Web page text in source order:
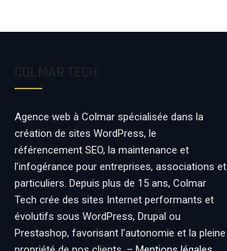
Agence web à Colmar spécialisée dans la
création de sites WordPress, le
référencement SEO, la maintenance et
l’infogérance pour entreprises, associations et
particuliers. Depuis plus de 15 ans, Colmar
Tech crée des sites Internet performants et
évolutifs sous WordPress, Drupal ou
Prestashop, favorisant l’autonomie et la pleine